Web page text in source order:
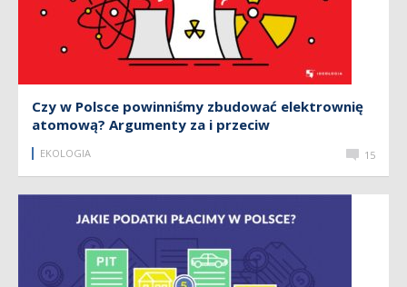
Czy w Polsce powinniśmy zbudować elektrownię
atomową? Argumenty za i przeciw
EKOLOGIA 15